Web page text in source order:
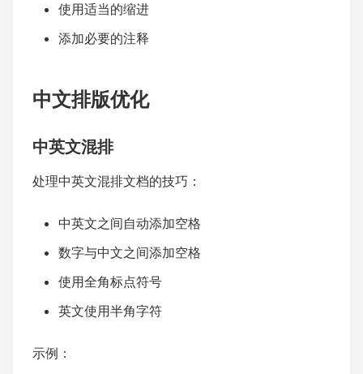
使用适当的缩进
添加必要的注释
中文排版优化
中英文混排
处理中英文混排文档的技巧：
中英文之间自动添加空格
数字与中文之间添加空格
使用全角标点符号
英文使用半角字符
示例：